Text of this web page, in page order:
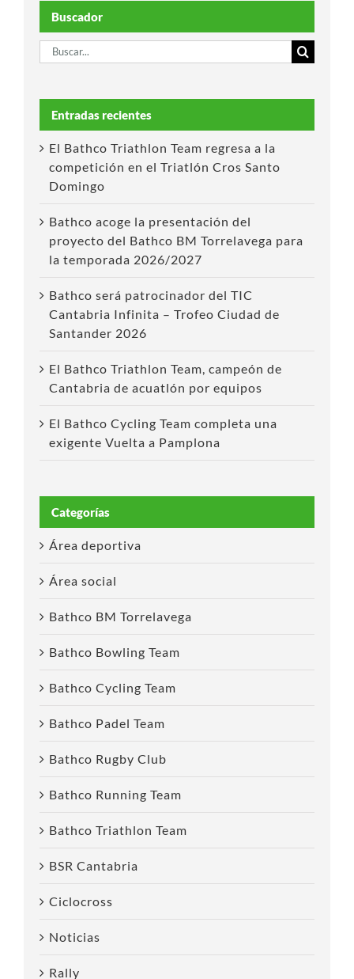
Buscador
Buscar:
Entradas recientes
El Bathco Triathlon Team regresa a la
competición en el Triatlón Cros Santo
Domingo
Bathco acoge la presentación del
proyecto del Bathco BM Torrelavega para
la temporada 2026/2027
Bathco será patrocinador del TIC
Cantabria Infinita – Trofeo Ciudad de
Santander 2026
El Bathco Triathlon Team, campeón de
Cantabria de acuatlón por equipos
El Bathco Cycling Team completa una
exigente Vuelta a Pamplona
Categorías
Área deportiva
Área social
Bathco BM Torrelavega
Bathco Bowling Team
Bathco Cycling Team
Bathco Padel Team
Bathco Rugby Club
Bathco Running Team
Bathco Triathlon Team
BSR Cantabria
Ciclocross
Noticias
Rally